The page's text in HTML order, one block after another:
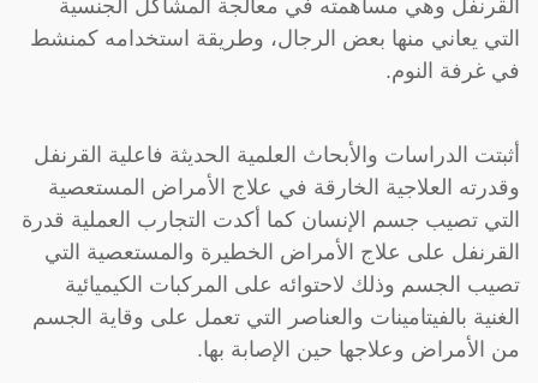
القرنفل وهي مساهمته في معالجة المشاكل الجنسية
التي يعاني منها بعض الرجال، وطريقة استخدامه كمنشط
في غرفة النوم.
أثبتت الدراسات والأبحاث العلمية الحديثة فاعلية القرنفل
وقدرته العلاجية الخارقة في علاج الأمراض المستعصية
التي تصيب جسم الإنسان كما أكدت التجارب العملية قدرة
القرنفل على علاج الأمراض الخطيرة والمستعصية التي
تصيب الجسم وذلك لاحتوائه على المركبات الكيميائية
الغنية بالفيتامينات والعناصر التي تعمل على وقاية الجسم
من الأمراض وعلاجها حين الإصابة بها.